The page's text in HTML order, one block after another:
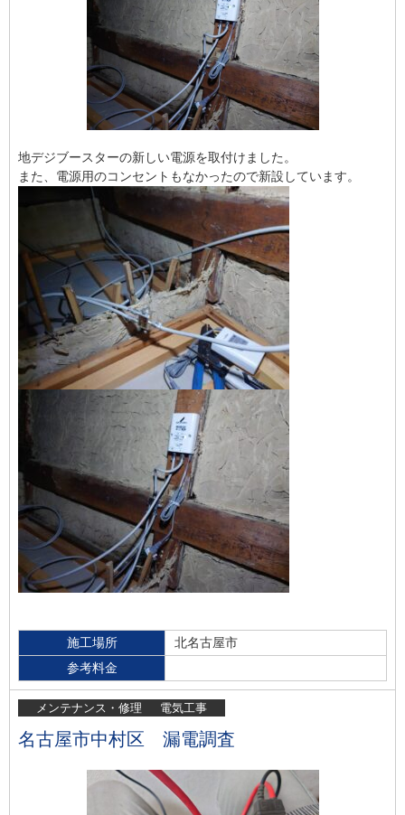
地デジブースターの新しい電源を取付けました。
また、電源用のコンセントもなかったので新設しています。
施工場所
北名古屋市
参考料金
メンテナンス・修理 電気工事
名古屋市中村区 漏電調査